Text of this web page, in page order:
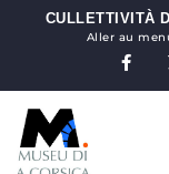
CULLETTIVITÀ
Aller au